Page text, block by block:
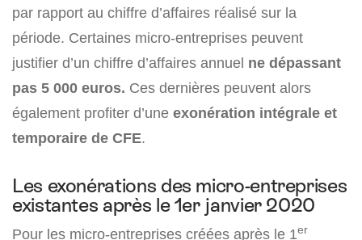
par rapport au chiffre d’affaires réalisé sur la
période. Certaines micro-entreprises peuvent
justifier d’un chiffre d’affaires annuel ne dépassant
pas 5 000 euros. Ces dernières peuvent alors
également profiter d’une exonération intégrale et
temporaire de CFE.
Les exonérations des micro-entreprises
existantes après le 1er janvier 2020
Pour les micro-entreprises créées après le 1er